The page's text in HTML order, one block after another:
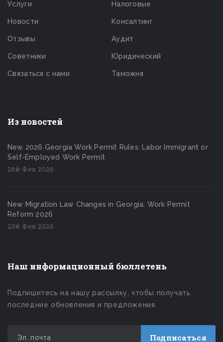
Услуги
Новости
Отзывы
Советники
Связаться с нами
Налоговые
Консалтинг
Аудит
Юридический
Таможня
Из новостей
New 2026 Georgia Work Permit Rules: Labor Immigrant or
Self-Employed Work Permit
26й Фев 2026
New Migration Law Changes in Georgia: Work Permit
Reform 2026
20й Фев 2026
Наш информационный бюллетень
Подпишитесь на нашу рассылку, чтобы получать
последние обновления и предложения.